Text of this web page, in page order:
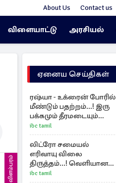
About Us Contact us
விளையாட்டு அரசியல்
விளம்பரம்
ஏனைய செய்திகள்
ரஷ்யா - உக்ரைன் போரில்
மீண்டும் பதற்றம்...! இரு
பக்கமும் தீரமடையும்
தாக்குதல்கள்
ibc tamil
லிட்ரோ சமையல்
எரிவாயு விலை
திருத்தம்...! வெளியான
அறிவிப்பு
ibc tamil